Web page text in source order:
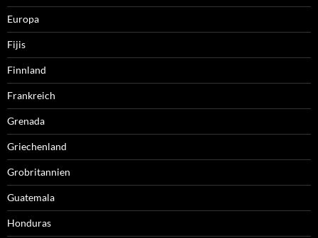
Europa
Fijis
Finnland
Frankreich
Grenada
Griechenland
Grobritannien
Guatemala
Honduras